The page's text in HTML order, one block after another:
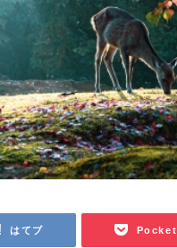
はてブ Pocket